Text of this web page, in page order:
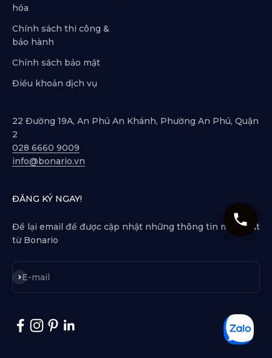
hóa
Chính sách thi công &
bảo hành
Chính sách bảo mật
Điều khoản dịch vụ
22 Đường 19A, An Phú An Khánh, Phường An Phú, Quận
2
028 6660 9009
info@bonario.vn
ĐĂNG KÝ NGAY!
Để lại email để được cập nhật những thông tin mới nhất
từ Bonario
E-mail
Subscribe